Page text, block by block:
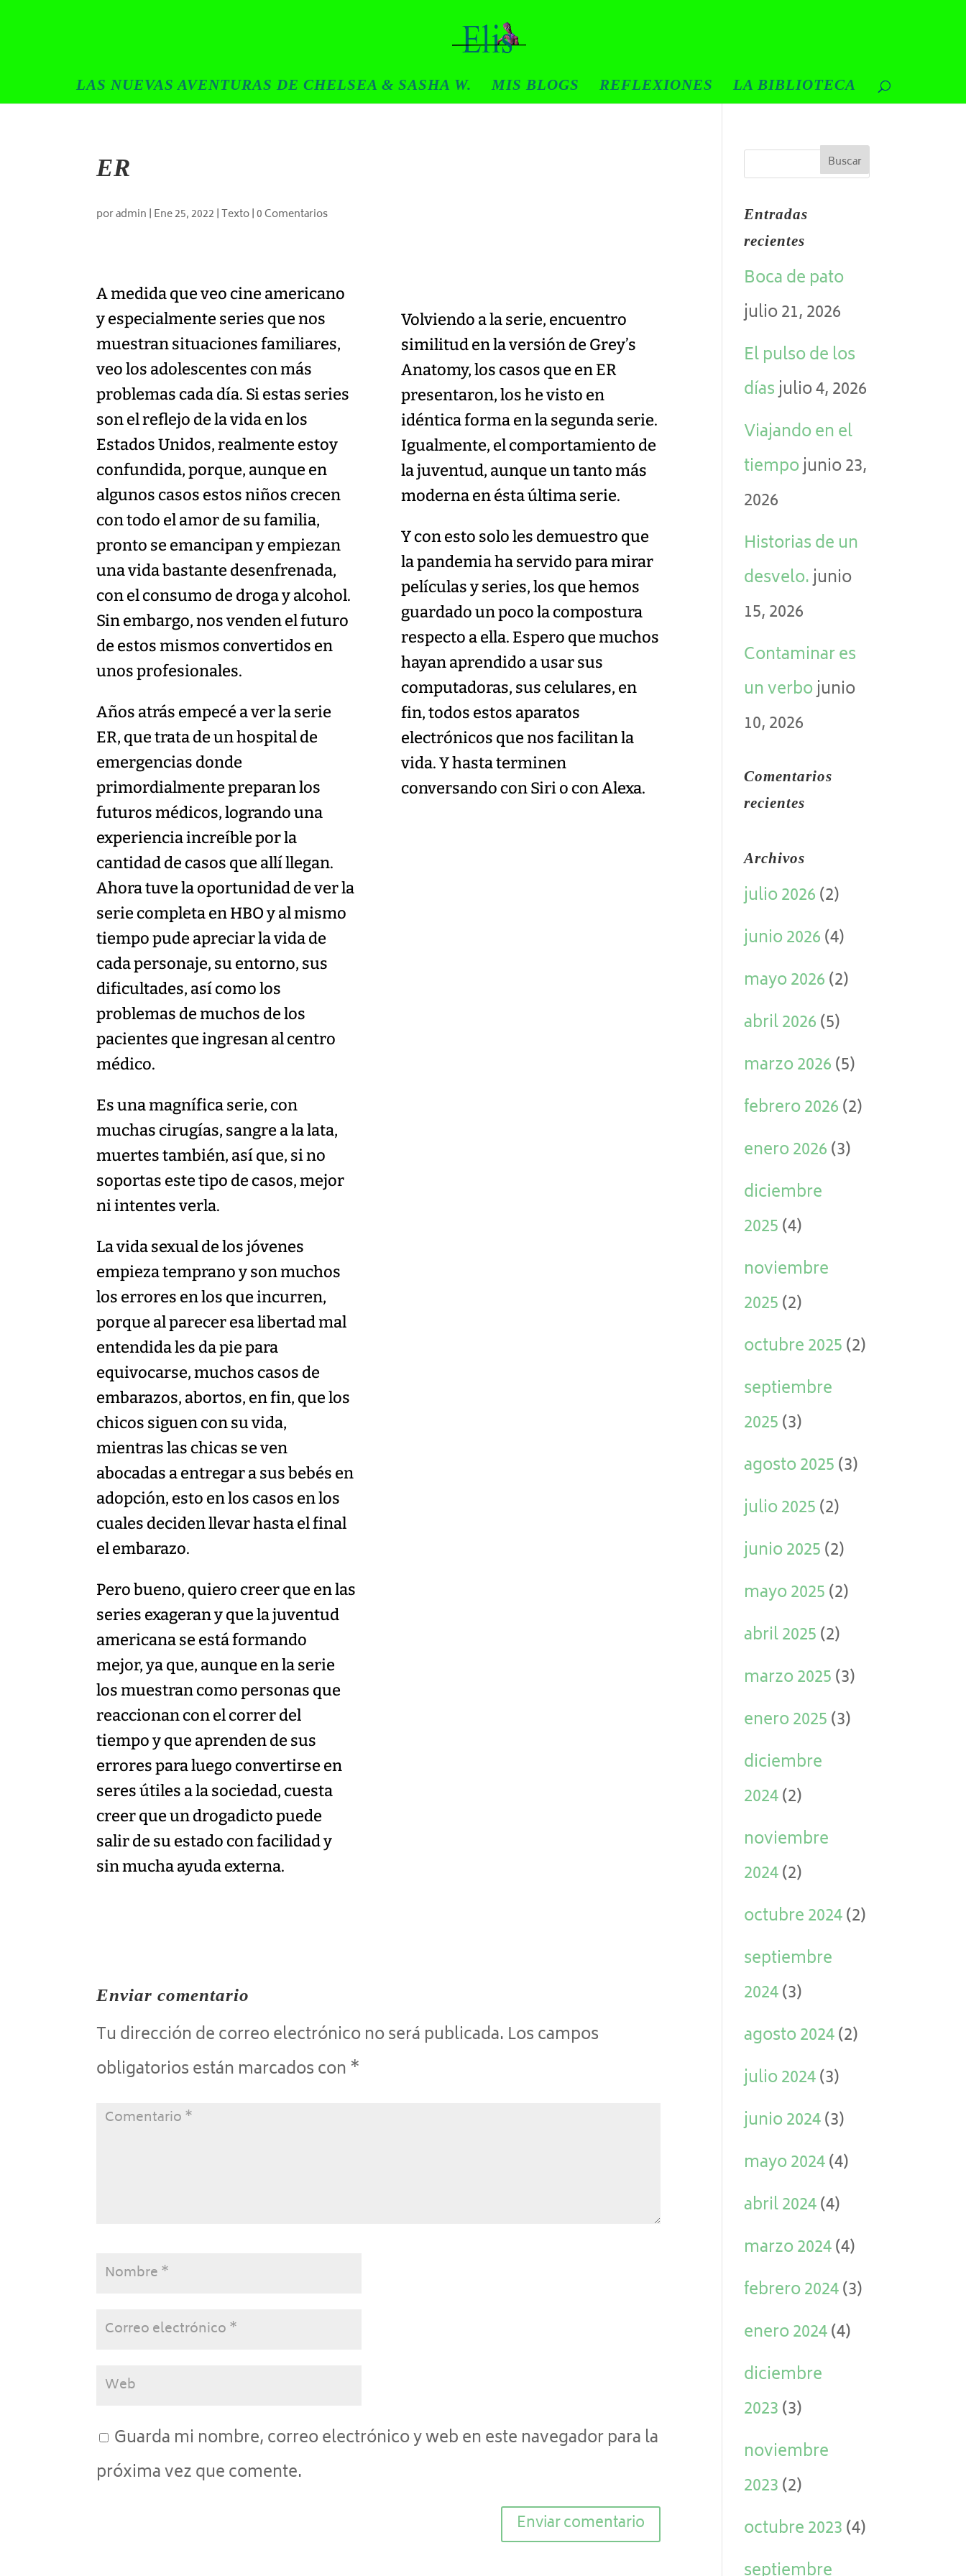
LAS NUEVAS AVENTURAS DE CHELSEA & SASHA W. MIS BLOGS REFLEXIONES LA BIBLIOTECA
ER
poradmin | Ene 25, 2022 |Texto|0 Comentarios
A medida que veo cine americano
y especialmente series que nos
muestran situaciones familiares,
veo los adolescentes con más
problemas cada día. Si estas series
son el reflejo de la vida en los
Estados Unidos, realmente estoy
confundida, porque, aunque en
algunos casos estos niños crecen
con todo el amor de su familia,
pronto se emancipan y empiezan
una vida bastante desenfrenada,
con el consumo de droga y alcohol.
Sin embargo, nos venden el futuro
de estos mismos convertidos en
unos profesionales.
Años atrás empecé a ver la serie
ER, que trata de un hospital de
emergencias donde
primordialmente preparan los
futuros médicos, logrando una
experiencia increíble por la
cantidad de casos que allí llegan.
Ahora tuve la oportunidad de ver la
serie completa en HBO y al mismo
tiempo pude apreciar la vida de
cada personaje, su entorno, sus
dificultades, así como los
problemas de muchos de los
pacientes que ingresan al centro
médico.
Es una magnífica serie, con
muchas cirugías, sangre a la lata,
muertes también, así que, si no
soportas este tipo de casos, mejor
ni intentes verla.
La vida sexual de los jóvenes
empieza temprano y son muchos
los errores en los que incurren,
porque al parecer esa libertad mal
entendida les da pie para
equivocarse, muchos casos de
embarazos, abortos, en fin, que los
chicos siguen con su vida,
mientras las chicas se ven
abocadas a entregar a sus bebés en
adopción, esto en los casos en los
cuales deciden llevar hasta el final
el embarazo.
Pero bueno, quiero creer que en las
series exageran y que la juventud
americana se está formando
mejor, ya que, aunque en la serie
los muestran como personas que
reaccionan con el correr del
tiempo y que aprenden de sus
errores para luego convertirse en
seres útiles a la sociedad, cuesta
creer que un drogadicto puede
salir de su estado con facilidad y
sin mucha ayuda externa.
Volviendo a la serie, encuentro
similitud en la versión de Grey’s
Anatomy, los casos que en ER
presentaron, los he visto en
idéntica forma en la segunda serie.
Igualmente, el comportamiento de
la juventud, aunque un tanto más
moderna en ésta última serie.
Y con esto solo les demuestro que
la pandemia ha servido para mirar
películas y series, los que hemos
guardado un poco la compostura
respecto a ella. Espero que muchos
hayan aprendido a usar sus
computadoras, sus celulares, en
fin, todos estos aparatos
electrónicos que nos facilitan la
vida. Y hasta terminen
conversando con Siri o con Alexa.
Enviar comentario
Tu dirección de correo electrónico no será publicada. Los campos
obligatorios están marcados con*
Guarda mi nombre, correo electrónico y web en este navegador para la
próxima vez que comente.
Entradas
recientes
Boca de pato
julio 21, 2026
El pulso de los
díasjulio 4, 2026
Viajando en el
tiempojunio 23,
2026
Historias de un
desvelo.junio
15, 2026
Contaminar es
un verbojunio
10, 2026
Comentarios
recientes
Archivos
julio 2026(2)
junio 2026(4)
mayo 2026(2)
abril 2026(5)
marzo 2026(5)
febrero 2026(2)
enero 2026(3)
diciembre
2025(4)
noviembre
2025(2)
octubre 2025(2)
septiembre
2025(3)
agosto 2025(3)
julio 2025(2)
junio 2025(2)
mayo 2025(2)
abril 2025(2)
marzo 2025(3)
enero 2025(3)
diciembre
2024(2)
noviembre
2024(2)
octubre 2024(2)
septiembre
2024(3)
agosto 2024(2)
julio 2024(3)
junio 2024(3)
mayo 2024(4)
abril 2024(4)
marzo 2024(4)
febrero 2024(3)
enero 2024(4)
diciembre
2023(3)
noviembre
2023(2)
octubre 2023(4)